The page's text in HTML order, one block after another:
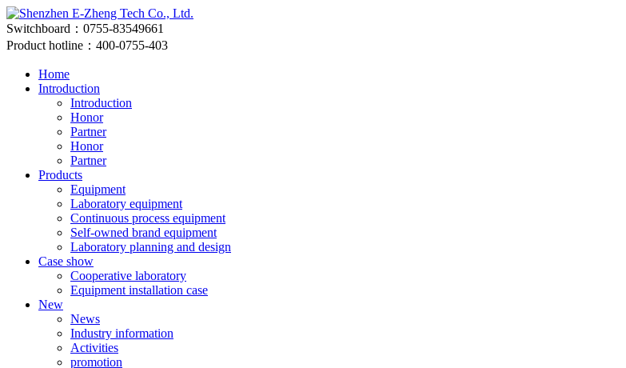
Switchboard：0755-83549661
Product hotline：400-0755-403
Home
Introduction
Introduction
Honor
Partner
Honor
Partner
Products
Equipment
Laboratory equipment
Continuous process equipment
Self-owned brand equipment
Laboratory planning and design
Case show
Cooperative laboratory
Equipment installation case
New
News
Industry information
Activities
promotion